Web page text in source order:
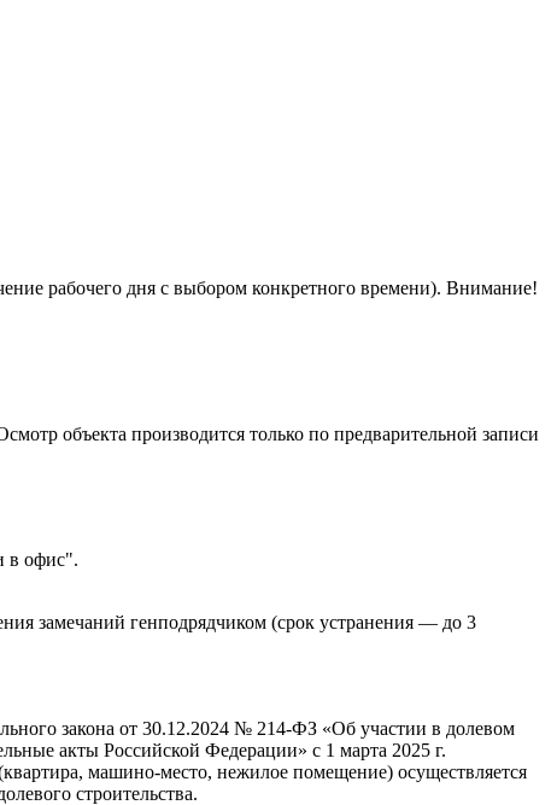
рабочего дня с выбором конкретного времени). Внимание!
объекта производится только по предварительной записи
в офис".
замечаний генподрядчиком (срок устранения — до 3
закона от 30.12.2024 № 214-ФЗ «Об участии в долевом
акты Российской Федерации» с 1 марта 2025 г.
(квартира, машино-место, нежилое помещение) осуществляется
строительства.